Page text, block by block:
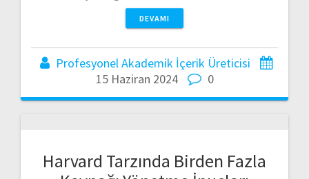
DEVAMI
Profesyonel Akademik İçerik Üreticisi
15 Haziran 2024
0
Harvard Tarzında Birden Fazla